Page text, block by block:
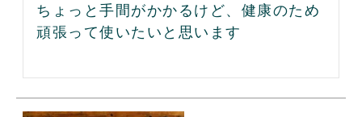
ちょっと手間がかかるけど、健康のため
頑張って使いたいと思います